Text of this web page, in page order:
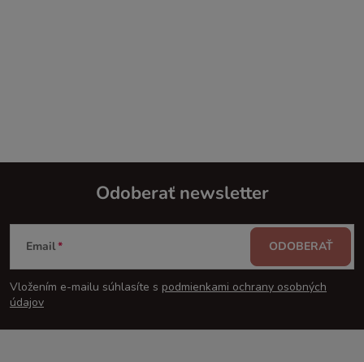
Z
á
p
Odoberať newsletter
Email
Vložením e-mailu súhlasíte s podmienkami ochrany osobných
údajov
ODOBERAŤ